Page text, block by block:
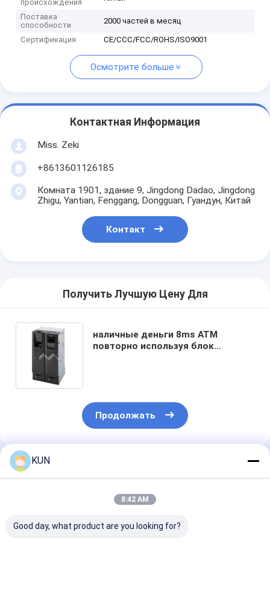
происхождения
Поставка
способности
2000 частей в месяц
Сертификация CE/CCC/FCC/ROHS/ISO9001
Осмотрите больше
Контактная Информация
Miss. Zeki
+8613601126185
Комната 1901, здание 9, Jingdong Dadao, Jingdong
Zhigu, Yantian, Fenggang, Dongguan, Гуандун, Китай
Контакт
Получить Лучшую Цену Для
наличные деньги 8ms ATM
повторно используя блок
Продолжать
Порекомендованные Продукты
KUN
8:42 AM
Good day, what product are you looking for?